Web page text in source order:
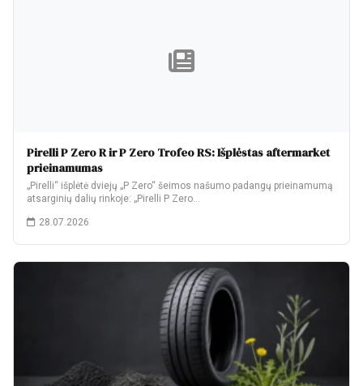
Pirelli P Zero R ir P Zero Trofeo RS: Išplėstas aftermarket
prieinamumas
„Pirelli“ išplėtė dviejų „P Zero“ šeimos našumo padangų prieinamumą
atsarginių dalių rinkoje: „Pirelli P Zero…
28.07.2026